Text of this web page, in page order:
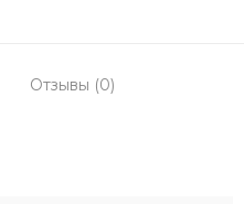
Отзывы (0)